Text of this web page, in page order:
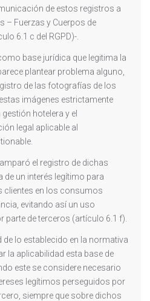
de estos registros a
– Fuerzas y Cuerpos de
6.1 c del RGPD)-.
base jurídica que legitima la
plantear problema alguno,
de las fotografías de los
imágenes estrictamente
hotelera y el
legal aplicable al
el registro de dichas
un interés legítimo para
clientes en los consumos
evitando así un uso
parte de terceros (artículo 6.1 f).
de lo establecido en la normativa
la aplicabilidad esta base de
este se considere necesario
legítimos perseguidos por
siempre que sobre dichos